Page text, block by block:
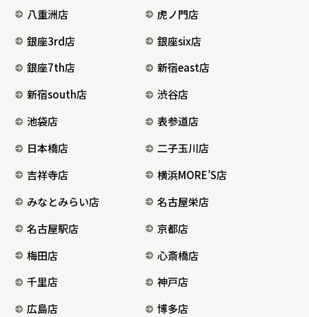
八重洲店
虎ノ門店
銀座3rd店
銀座six店
銀座7th店
新宿east店
新宿south店
渋谷店
池袋店
表参道店
日本橋店
二子玉川店
吉祥寺店
横浜MORE’S店
みなとみらい店
名古屋栄店
名古屋駅店
京都店
梅田店
心斎橋店
千里店
神戸店
広島店
博多店